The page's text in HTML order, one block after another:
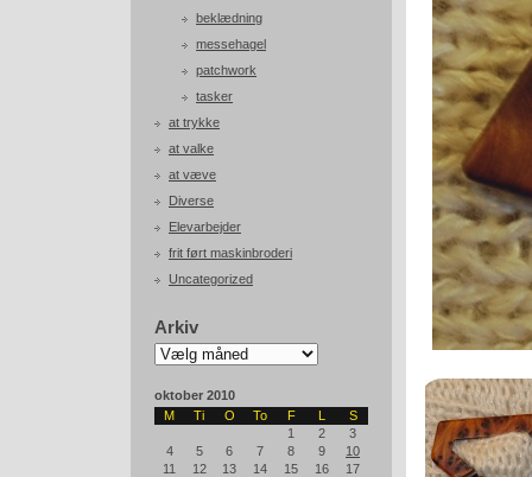
beklædning
messehagel
patchwork
tasker
at trykke
at valke
at væve
Diverse
Elevarbejder
frit ført maskinbroderi
Uncategorized
Arkiv
Arkiv
oktober 2010
M
Ti O To F L
S
1
2
3
4
5 6 7 8 9
10
11
12 13 14 15 16
17